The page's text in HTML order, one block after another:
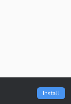
Install